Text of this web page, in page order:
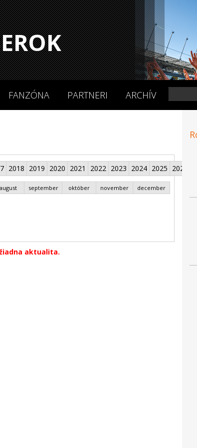
FANZÓNA PARTNERI ARCHÍV
2018 2019 2020 2021 2022 2023 2024 2025 2026
august september október november december
aktualita.